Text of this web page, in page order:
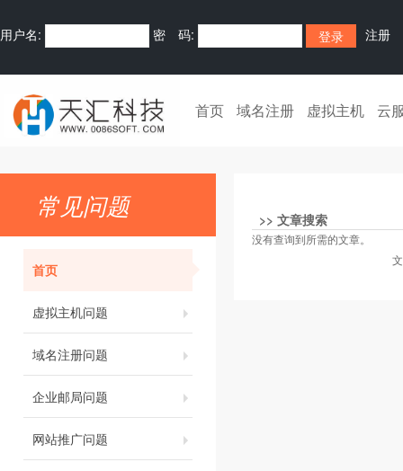
用户名: 密 码: 注册
首页 域名注册 虚拟主机 云
常见问题
首页
虚拟主机问题
域名注册问题
企业邮局问题
网站推广问题
>> 文章搜索
没有查询到所需的文章。